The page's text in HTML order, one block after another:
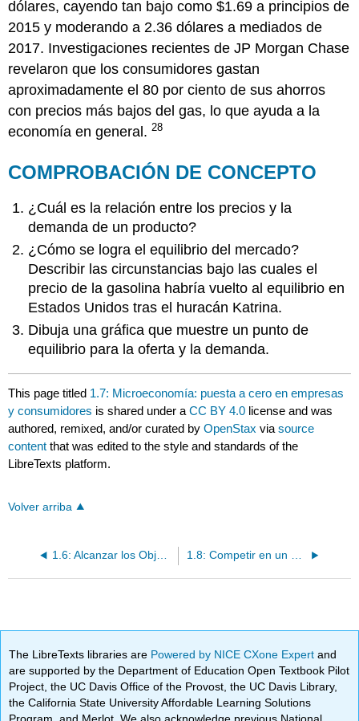
dólares, cayendo tan bajo como $1.69 a principios de
2015 y moderando a 2.36 dólares a mediados de
2017. Investigaciones recientes de JP Morgan Chase
revelaron que los consumidores gastan
aproximadamente el 80 por ciento de sus ahorros
con precios más bajos del gas, lo que ayuda a la
economía en general.28
COMPROBACIÓN DE CONCEPTO
¿Cuál es la relación entre los precios y la
demanda de un producto?
¿Cómo se logra el equilibrio del mercado?
Describir las circunstancias bajo las cuales el
precio de la gasolina habría vuelto al equilibrio en
Estados Unidos tras el huracán Katrina.
Dibuja una gráfica que muestre un punto de
equilibrio para la oferta y la demanda.
This page titled 1.7: Microeconomía: puesta a cero en empresas
y consumidores is shared under aCC BY 4.0 license and was
authored, remixed, and/or curated byOpenStax viasource
content that was edited to the style and standards of the
LibreTexts platform.
Volver arriba
1.6: Alcanzar los Objetivos Macroeconómicos 1.8: Competir en un mercado libre
The LibreTexts libraries are Powered by NICE CXone Expertand
are supported by the Department of Education Open Textbook Pilot
Project, the UC Davis Office of the Provost, the UC Davis Library,
the California State University Affordable Learning Solutions
Program, and Merlot. We also acknowledge previous National